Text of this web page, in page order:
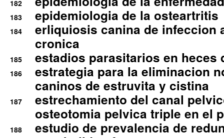
182
183 epidemiologia de la osteartritis
184
erliquiosis canina de infeccion
cronica
185 estadios parasitarios en heces
186
estrategia para la eliminacion
caninos de estruvita y cistina
187
estrechamiento del canal
osteotomia pelvica triple en el
188
estudio de prevalencia de